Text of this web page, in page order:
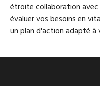
étroite collaboration
évaluer vos besoins en
un plan d'action adapté à